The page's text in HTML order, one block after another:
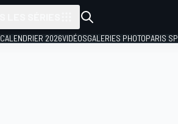
CALENDRIER 2026VIDÉOSGALERIES PHOTOPARIS